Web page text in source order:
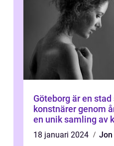
Göteborg är en
konstnärer genom
en unik samling av
representerar
18 januari 2024
Jon